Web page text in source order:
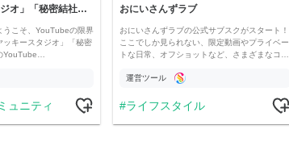
「コヤッキースタジオ」「秘密結社コヤミナティ」
うこそ、YouTubeの限界
ッキースタジオ」「秘密
YouTube…
ュニティ
おにいさんずラブ
おにいさんずラブの公式サブスクがスタート！
ここでしか見られない、限定動画やプライベー
トな日常、オフショットなど、さまざまなコ…
運営ツール
ライフスタイル